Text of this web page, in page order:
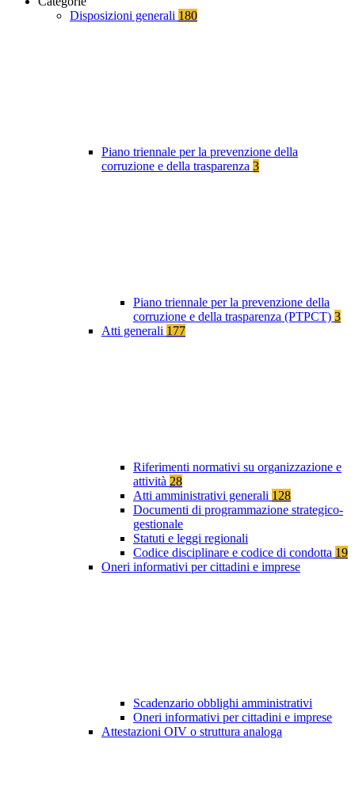
Disposizioni generali 180
Piano triennale per la prevenzione della
corruzione e della trasparenza 3
Piano triennale per la prevenzione della
corruzione e della trasparenza (PTPCT) 3
Atti generali 177
Riferimenti normativi su organizzazione e
attività 28
Atti amministrativi generali 128
Documenti di programmazione strategico-
gestionale
Statuti e leggi regionali
Codice disciplinare e codice di condotta 19
Oneri informativi per cittadini e imprese
Scadenzario obblighi amministrativi
Oneri informativi per cittadini e imprese
Attestazioni OIV o struttura analoga